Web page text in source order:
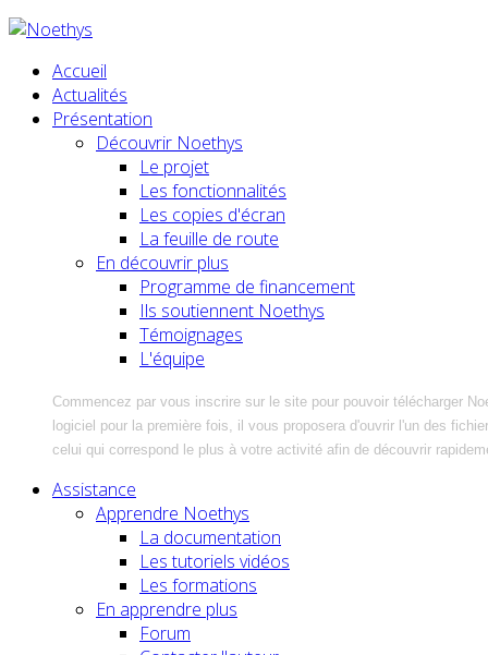
Accueil
Actualités
Présentation
Découvrir Noethys
Le projet
Les fonctionnalités
Les copies d'écran
La feuille de route
En découvrir plus
Programme de financement
Ils soutiennent Noethys
Témoignages
L'équipe
Commencez par vous inscrire sur le site pour pouvoir télécharger
logiciel pour la première fois, il vous proposera d'ouvrir l'un des
celui qui correspond le plus à votre activité afin de découvrir
Assistance
Apprendre Noethys
La documentation
Les tutoriels vidéos
Les formations
En apprendre plus
Forum